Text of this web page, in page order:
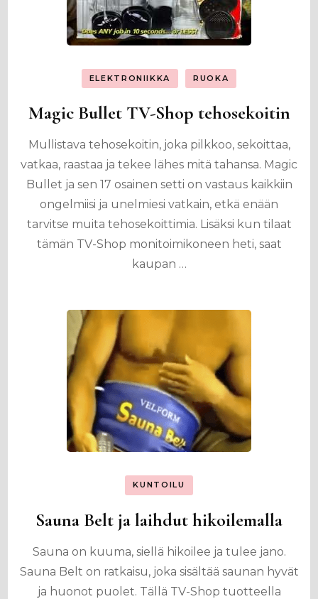
ELEKTRONIIKKA RUOKA
Magic Bullet TV-Shop tehosekoitin
Mullistava tehosekoitin, joka pilkkoo, sekoittaa,
vatkaa, raastaa ja tekee lähes mitä tahansa. Magic
Bullet ja sen 17 osainen setti on vastaus kaikkiin
ongelmiisi ja unelmiesi vatkain, etkä enään
tarvitse muita tehosekoittimia. Lisäksi kun tilaat
tämän TV-Shop monitoimikoneen heti, saat
kaupan …
KUNTOILU
Sauna Belt ja laihdut hikoilemalla
Sauna on kuuma, siellä hikoilee ja tulee jano.
Sauna Belt on ratkaisu, joka sisältää saunan hyvät
ja huonot puolet. Tällä TV-Shop tuotteella